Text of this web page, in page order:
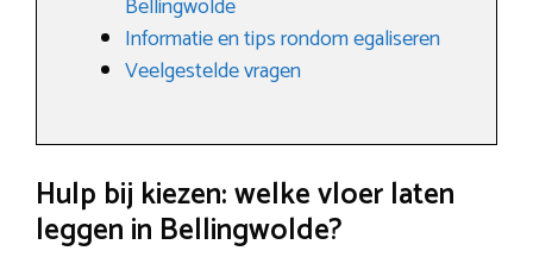
Informatie en tips rondom egaliseren
Veelgestelde vragen
Hulp bij kiezen: welke vloer laten
leggen in Bellingwolde?